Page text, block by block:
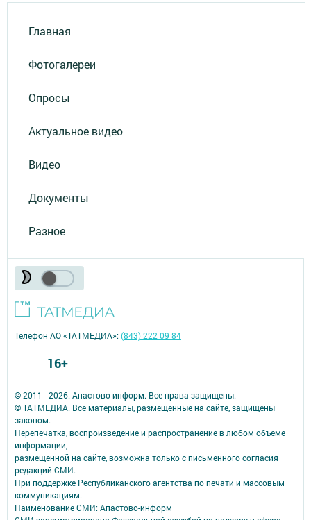
Главная
Фотогалереи
Опросы
Актуальное видео
Видео
Документы
Разное
© 2011 - 2026. Апастово-информ. Все права защищены.
© ТАТМЕДИА. Все материалы, размещенные на сайте, защищены
законом.
Перепечатка, воспроизведение и распространение в любом объеме
информации,
размещенной на сайте, возможна только с письменного согласия
редакций СМИ.
При поддержке Республиканского агентства по печати и массовым
коммуникациям.
Наименование СМИ: Апастово-информ
Телефон АО «ТАТМЕДИА»:(843) 222 09 84
16+